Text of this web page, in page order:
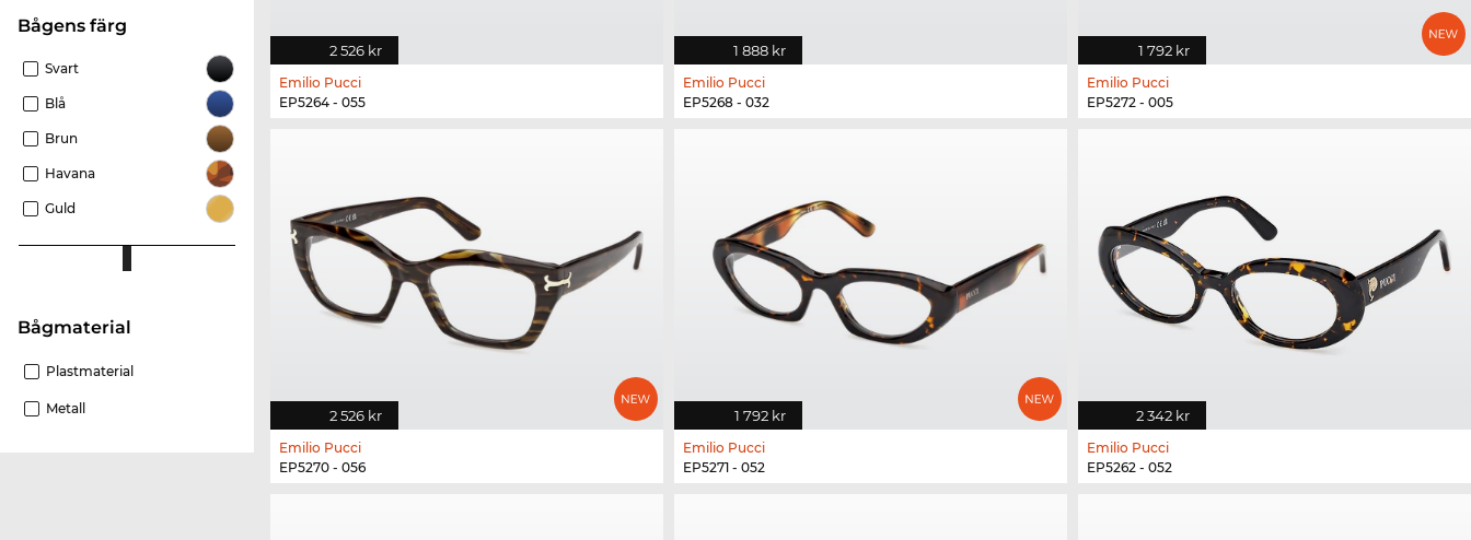
Bågens färg
Svart
Blå
Brun
Havana
Guld
Bågmaterial
Plastmaterial
Metall
2 526 kr
Emilio Pucci
EP5264 - 055
1 888 kr
Emilio Pucci
EP5268 - 032
1 792 kr
Emilio Pucci
EP5272 - 005
2 526 kr
Emilio Pucci
EP5270 - 056
1 792 kr
Emilio Pucci
EP5271 - 052
2 342 kr
Emilio Pucci
EP5262 - 052